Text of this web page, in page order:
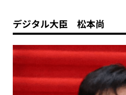
デジタル大臣 松本尚